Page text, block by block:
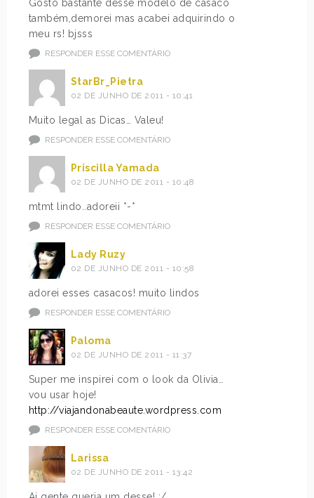
Gosto bastante desse modelo de casaco
também,demorei mas acabei adquirindo o
meu rs! bjsss
RESPONDER ESSE COMENTÁRIO
StarBr_Pietra
02 DE JUNHO DE 2011 - 10:41
Muito legal as Dicas… Valeu!
RESPONDER ESSE COMENTÁRIO
Priscilla Yamada
02 DE JUNHO DE 2011 - 10:48
mtmt lindo..adoreii *-*
RESPONDER ESSE COMENTÁRIO
Lady Ruzy
02 DE JUNHO DE 2011 - 10:58
adorei esses casacos! muito lindos
RESPONDER ESSE COMENTÁRIO
Paloma
02 DE JUNHO DE 2011 - 11:37
Super me inspirei com o look da Olivia…
vou usar hoje!
http://viajandonabeaute.wordpress.com
RESPONDER ESSE COMENTÁRIO
Larissa
02 DE JUNHO DE 2011 - 13:42